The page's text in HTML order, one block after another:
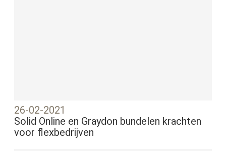
26-02-2021
Solid Online en Graydon bundelen krachten
voor flexbedrijven